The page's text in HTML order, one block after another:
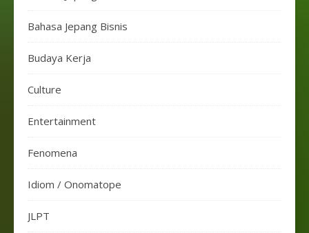
Bahasa Jepang Bisnis
Budaya Kerja
Culture
Entertainment
Fenomena
Idiom / Onomatope
JLPT